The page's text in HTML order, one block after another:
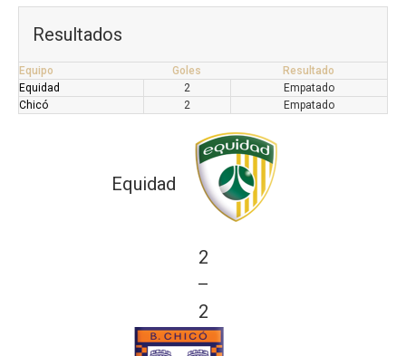
Resultados
Equipo Goles
Resultado
Equidad
2
Empatado
Chicó
2 Empatado
Equidad
2
—
2